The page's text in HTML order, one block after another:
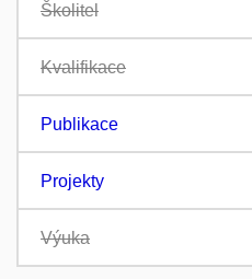
Školitel
Kvalifikace
Publikace
Projekty
Výuka